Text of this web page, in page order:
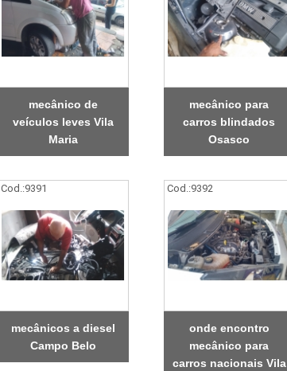
mecânico de
veículos leves Vila
Maria
mecânico para
carros blindados
Osasco
Cod.:9391
mecânicos a diesel
Campo Belo
Cod.:9392
onde encontro
mecânico para
carros nacionais Vila